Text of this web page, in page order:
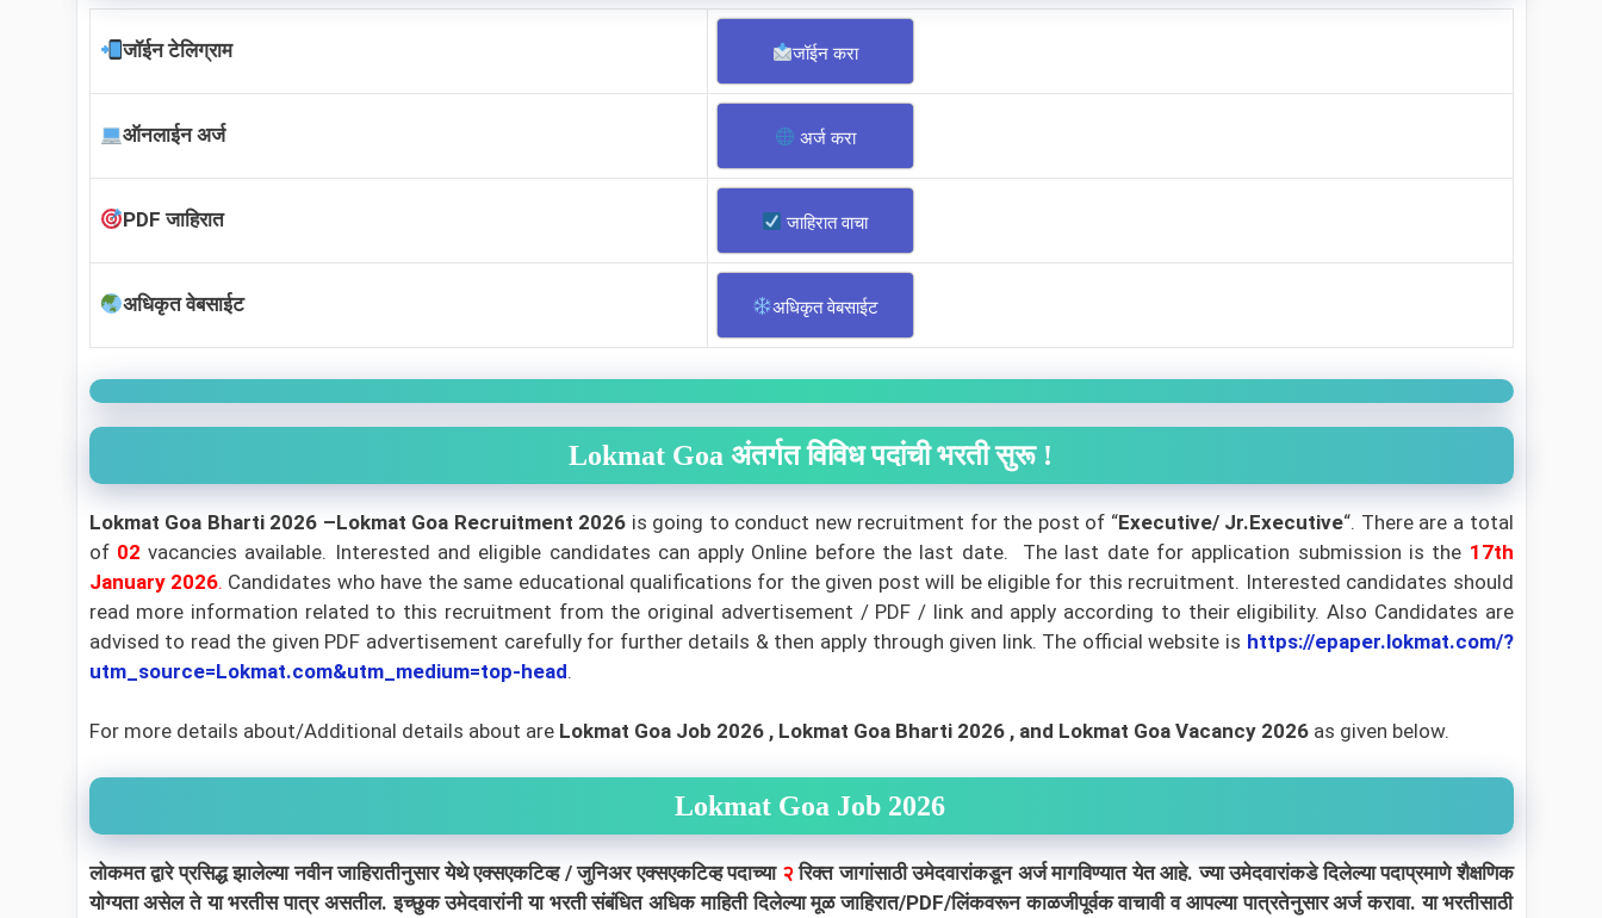
जॉईन टेलिग्राम जॉईन करा
ऑनलाईन अर्ज अर्ज करा
PDF जाहिरात जाहिरात वाचा
अधिकृत वेबसाईट अधिकृत वेबसाईट
Lokmat Goa अंतर्गत विविध पदांची भरती सुरू !
Lokmat Goa Bharti 2026 –Lokmat Goa Recruitment 2026 is going to conduct new recruitment for the post of “Executive/ Jr.Executive“. There are a total
of02vacancies available. Interested and eligible candidates can apply Online before the last date. The last date for application submission is the 17th
January 2026. Candidates who have the same educational qualifications for the given post will be eligible for this recruitment. Interested candidates should
read more information related to this recruitment from the original advertisement / PDF / link and apply according to their eligibility. Also Candidates are
advised to read the given PDF advertisement carefully for further details & then apply through given link. The official website is https://epaper.lokmat.com/?
utm_source=Lokmat.com&utm_medium=top-head.
For more details about/Additional details about are Lokmat Goa Job 2026 , Lokmat Goa Bharti 2026 , and Lokmat Goa Vacancy 2026 as given below.
Lokmat Goa Job 2026
लोकमत द्वारे प्रसिद्ध झालेल्या नवीन जाहिरातीनुसार येथे एक्सएकटिव्ह / जुनिअर एक्सएकटिव्ह पदाच्या २रिक्त जागांसाठी उमेदवारांकडून अर्ज मागविण्यात येत आहे. ज्या उमेदवारांकडे दिलेल्या पदाप्रमाणे शैक्षणिक
योग्यता असेल ते या भरतीस पात्र असतील. इच्छुक उमेदवारांनी या भरती संबंधित अधिक माहिती दिलेल्या मूळ जाहिरात/PDF/लिंकवरून काळजीपूर्वक वाचावी व आपल्या पात्रतेनुसार अर्ज करावा. या भरतीसाठी